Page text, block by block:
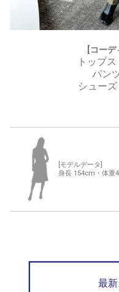
[コー
トップス
パン
シューズ
[モデルデータ]
身長 154cm・体重
最